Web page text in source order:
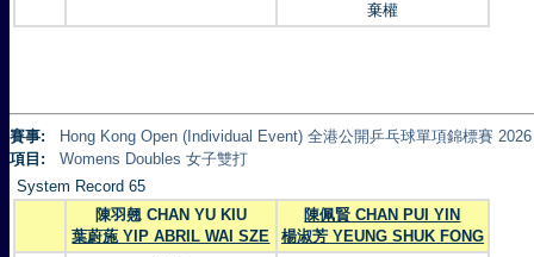
棄權
賽事:
Hong Kong Open (Individual Event) 全港公開乒乓球單項錦標賽 2026
項目:
Womens Doubles 女子雙打
System Record 65
陳羽翹 CHAN YU KIU
葉蔚葹 YIP ABRIL WAI SZE
陳佩賢 CHAN PUI YIN
楊淑芳 YEUNG SHUK FONG